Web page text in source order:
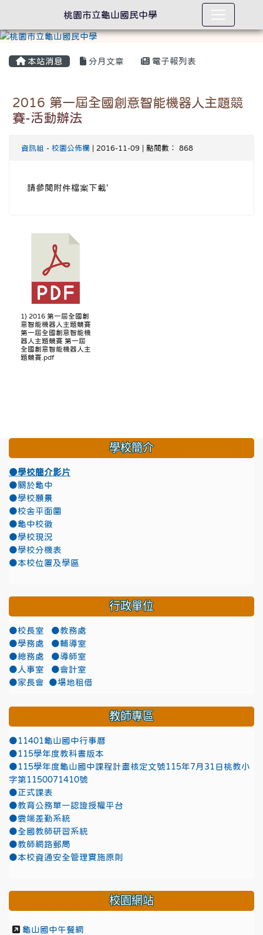
本站消息 分月文章 電子報列表
2016 第一屆全國創意智能機器人主題競
賽-活動辦法
資訊組 - 校園公佈欄 | 2016-11-09 | 點閱數： 868
請參閱附件檔案下載'
1) 2016 第一屆全國創
意智能機器人主題競賽
第一屆全國創意智能機
器人主題競賽 第一屆
全國創意智能機器人主
題競賽.pdf
學校簡介
●學校簡介影片
●關於龜中
●學校願景
●校舍平面圖
●龜中校徽
●學校現況
●學校分機表
●本校位置及學區
行政單位
●校長室
●教務處
●學務處
●輔導室
●總務處
●導師室
●人事室
●會計室
●家長會
●場地租借
教師專區
●11401龜山國中行事曆
●115學年度教科書版本
●115學年度龜山國中課程計畫核定文號115年7月31日桃教小
字第1150071410號
●正式課表
●教育公務單一認證授權平台
●雲端差勤系統
●全國教師研習系統
●教師網路郵局
●本校資通安全管理實施原則
校園網站
龜山國中午餐網
桃園市立龜山國民中學